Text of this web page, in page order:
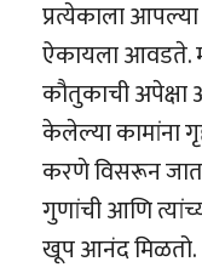
प्रत्येकाला आपल्या
ऐकायला आवडते.
कौतुकाची
केलेल्या कामांना
करणे विसरून
गुणांची आणि
खूप आनंद मिळतो.